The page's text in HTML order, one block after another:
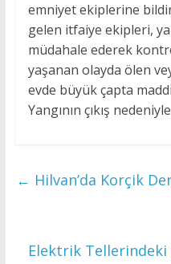
emniyet ekiplerine
gelen itfaiye ekipleri,
müdahale ederek
yaşanan olayda ölen
evde büyük çapta
Yangının çıkış
← Hilvan’da Korçik
Elektrik Tellerindeki